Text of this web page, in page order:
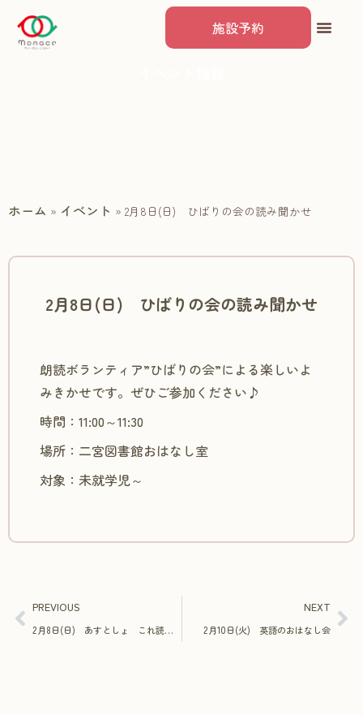
施設予約
ホーム » イベント » 2月8日(日) ひばりの会の読み聞かせ
2月8日(日) ひばりの会の読み聞かせ
朗読ボランティア”ひばりの会”による楽しいよ
みきかせです。ぜひご参加ください♪
時間：11:00～11:30
場所：二宮図書館おはなし室
対象：未就学児～
PREVIOUS
2月8日(日) あすとしょ これ読んで！
NEXT
2月10日(火) 英語のおはなし会